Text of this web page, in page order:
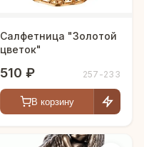
Салфетница "Золотой
цветок"
510 ₽ 257-233
В корзину